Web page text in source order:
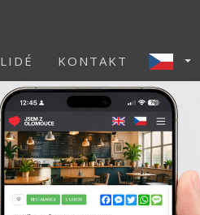
LIDÉ KONTAKT